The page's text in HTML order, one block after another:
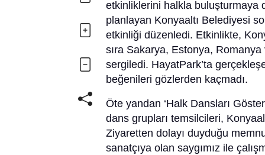
etkinliklerini halkla buluşturmaya
planlayan Konyaaltı Belediyesi
etkinliği düzenledi. Etkinlikte,
sıra Sakarya, Estonya,
sergiledi. HayatPark’ta
beğenileri gözlerden kaçmadı.
Öte yandan ‘Halk Dansları
dans grupları temsilcileri,
Ziyaretten dolayı duyduğu
sanatçıya olan saygımız ile